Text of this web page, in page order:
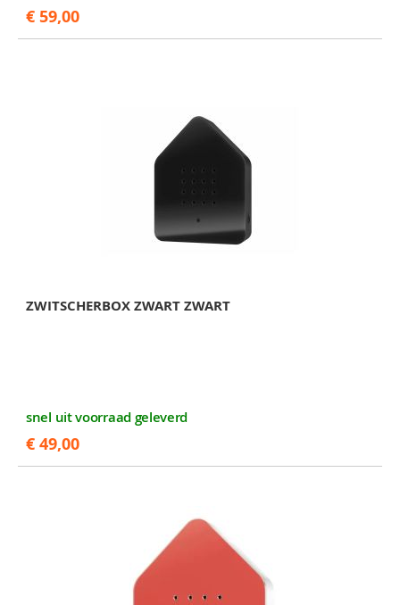
€ 59,00
ZWITSCHERBOX ZWART ZWART
snel uit voorraad geleverd
€ 49,00